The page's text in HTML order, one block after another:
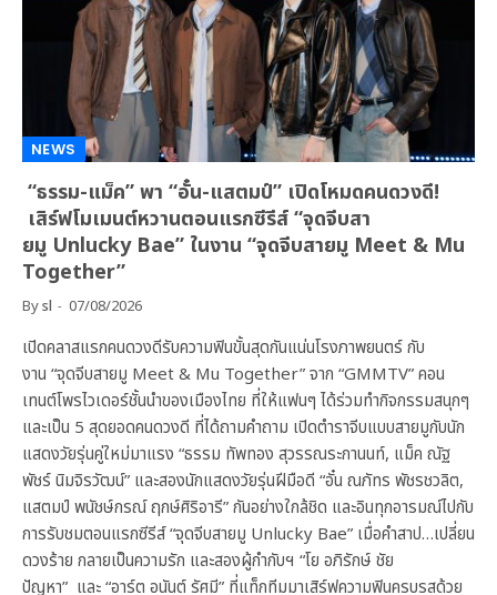
NEWS
“ธรรม-แม็ค” พา “อั๋น-แสตมป์” เปิดโหมดคนดวงดี!
เสิร์ฟโมเมนต์หวานตอนแรกซีรีส์ “จุดจีบสา
ยมู Unlucky Bae” ในงาน “จุดจีบสายมู Meet & Mu
Together”
Bysl 07/08/2026
เปิดคลาสแรกคนดวงดีรับความฟินขั้นสุดกันแน่นโรงภาพยนตร์ กับ
งาน “จุดจีบสายมู Meet & Mu Together” จาก “GMMTV” คอน
เทนต์โพรไวเดอร์ชั้นนำของเมืองไทย ที่ให้แฟนๆ ได้ร่วมทำกิจกรรมสนุกๆ
และเป็น 5 สุดยอดคนดวงดี ที่ได้ถามคำถาม เปิดตำราจีบแบบสายมูกับนัก
แสดงวัยรุ่นคู่ใหม่มาแรง “ธรรม ทัพทอง สุวรรณระกานนท์, แม็ค ณัฐ
พัชร์ นิมจิรวัฒน์” และสองนักแสดงวัยรุ่นฝีมือดี “อั๋น ณภัทร พัชรชวลิต,
แสตมป์ พนัชษ์กรณ์ ฤกษ์ศิริอารี” กันอย่างใกล้ชิด และอินทุกอารมณ์ไปกับ
การรับชมตอนแรกซีรีส์ “จุดจีบสายมู Unlucky Bae” เมื่อคำสาป…เปลี่ยน
ดวงร้าย กลายเป็นความรัก และสองผู้กำกับฯ “โย อภิรักษ์ ชัย
ปัญหา” และ “อาร์ต อนันต์ รัศมี” ที่แท็กทีมมาเสิร์ฟความฟินครบรสด้วย